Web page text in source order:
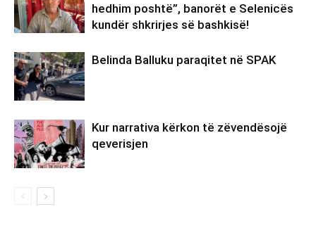
hedhim poshtë”, banorët e Selenicës
kundër shkrirjes së bashkisë!
Belinda Balluku paraqitet në SPAK
Kur narrativa kërkon të zëvendësojë
qeverisjen